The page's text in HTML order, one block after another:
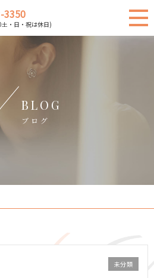
3350
・日・祝は休日)
BLOG
ブログ
未分類